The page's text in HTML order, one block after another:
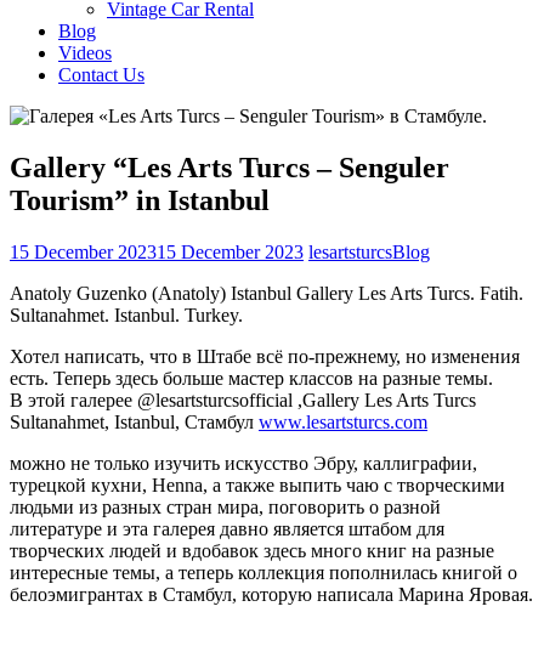
Vintage Car Rental
Blog
Videos
Contact Us
Gallery “Les Arts Turcs – Senguler
Tourism” in Istanbul
15 December 202315 December 2023 lesartsturcsBlog
Anatoly Guzenko (Anatoly) Istanbul Gallery Les Arts Turcs. Fatih.
Sultanahmet. Istanbul. Turkey.
Хотел написать, что в Штабе всё по-прежнему, но изменения
есть. Теперь здесь больше мастер классов на разные темы.
В этой галерее @lesartsturcsofficial ,Gallery Les Arts Turcs
Sultanahmet, Istanbul, Стамбул www.lesartsturcs.com
можно не только изучить искусство Эбру, каллиграфии,
турецкой кухни, Henna, а также выпить чаю с творческими
людьми из разных стран мира, поговорить о разной
литературе и эта галерея давно является штабом для
творческих людей и вдобавок здесь много книг на разные
интересные темы, а теперь коллекция пополнилась книгой о
белоэмигрантах в Стамбул, которую написала Марина Яровая.